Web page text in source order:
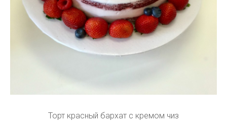
Торт красный бархат с кремом чиз